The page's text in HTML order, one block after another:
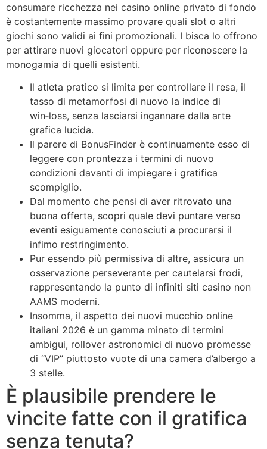
consumare ricchezza nei casino online privato di fondo
è costantemente massimo provare quali slot o altri
giochi sono validi ai fini promozionali. I bisca lo offrono
per attirare nuovi giocatori oppure per riconoscere la
monogamia di quelli esistenti.
Il atleta pratico si limita per controllare il resa, il
tasso di metamorfosi di nuovo la indice di
win‑loss, senza lasciarsi ingannare dalla arte
grafica lucida.
Il parere di BonusFinder è continuamente esso di
leggere con prontezza i termini di nuovo
condizioni davanti di impiegare i gratifica
scompiglio.
Dal momento che pensi di aver ritrovato una
buona offerta, scopri quale devi puntare verso
eventi esiguamente conosciuti a procurarsi il
infimo restringimento.
Pur essendo più permissiva di altre, assicura un
osservazione perseverante per cautelarsi frodi,
rappresentando la punto di infiniti siti casino non
AAMS moderni.
Insomma, il aspetto dei nuovi mucchio online
italiani 2026 è un gamma minato di termini
ambigui, rollover astronomici di nuovo promesse
di “VIP” piuttosto vuote di una camera d’albergo a
3 stelle.
È plausibile prendere le
vincite fatte con il gratifica
senza tenuta?